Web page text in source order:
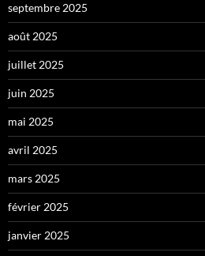
septembre 2025
août 2025
juillet 2025
juin 2025
mai 2025
avril 2025
mars 2025
février 2025
janvier 2025